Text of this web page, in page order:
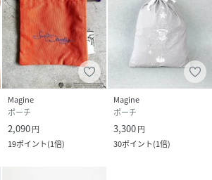
Magine
ポーチ
2,090円
19ポイント(1倍)
Magine
ポーチ
3,300円
30ポイント(1倍)